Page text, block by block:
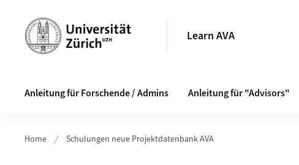
Learn AVA
Anleitung für Forschende / Admins Anleitung für "Advisors"
Home Schulungen neue Projektdatenbank AVA